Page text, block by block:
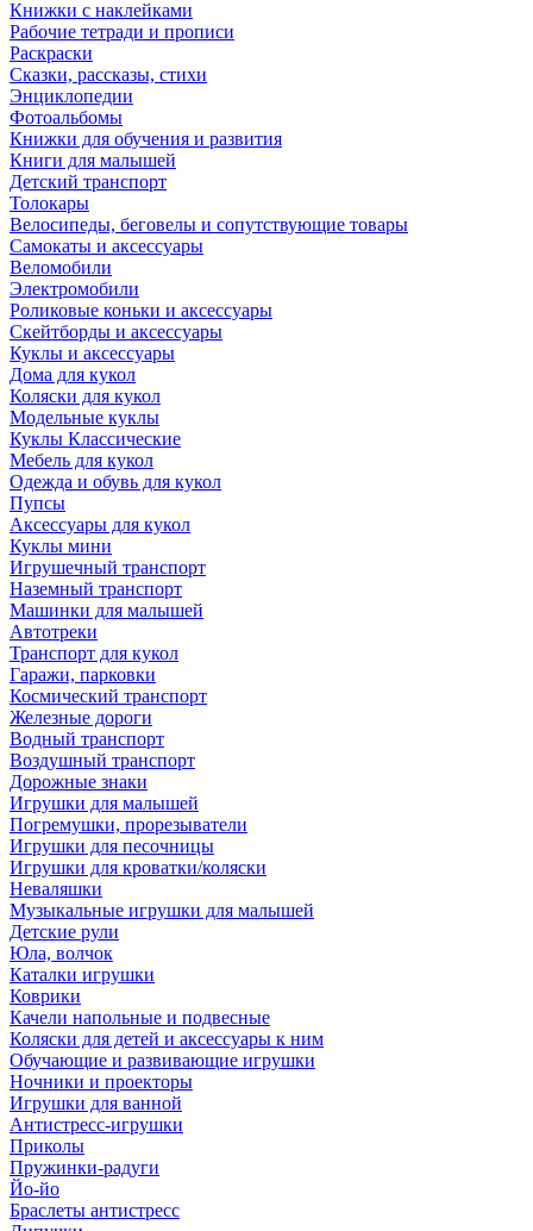
Книжки с наклейками
Рабочие тетради и прописи
Раскраски
Сказки, рассказы, стихи
Энциклопедии
Фотоальбомы
Книжки для обучения и развития
Книги для малышей
Детский транспорт
Толокары
Велосипеды, беговелы и сопутствующие товары
Самокаты и аксессуары
Веломобили
Электромобили
Роликовые коньки и аксессуары
Скейтборды и аксессуары
Куклы и аксессуары
Дома для кукол
Коляски для кукол
Модельные куклы
Куклы Классические
Мебель для кукол
Одежда и обувь для кукол
Пупсы
Аксессуары для кукол
Куклы мини
Игрушечный транспорт
Наземный транспорт
Машинки для малышей
Автотреки
Транспорт для кукол
Гаражи, парковки
Космический транспорт
Железные дороги
Водный транспорт
Воздушный транспорт
Дорожные знаки
Игрушки для малышей
Погремушки, прорезыватели
Игрушки для песочницы
Игрушки для кроватки/коляски
Неваляшки
Музыкальные игрушки для малышей
Детские рули
Юла, волчок
Каталки игрушки
Коврики
Качели напольные и подвесные
Коляски для детей и аксессуары к ним
Обучающие и развивающие игрушки
Ночники и проекторы
Игрушки для ванной
Антистресс-игрушки
Приколы
Пружинки-радуги
Йо-йо
Браслеты антистресс